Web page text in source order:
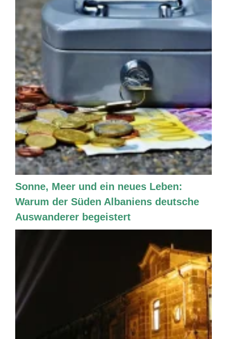
Sonne, Meer und ein neues Leben:
Warum der Süden Albaniens deutsche
Auswanderer begeistert